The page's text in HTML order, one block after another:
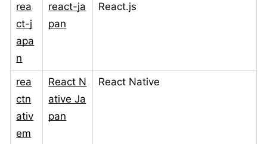
rea
ct-j
apa
n
react-ja
pan
React.js
rea
ctn
ativ
em
React N
ative Ja
pan
React Native